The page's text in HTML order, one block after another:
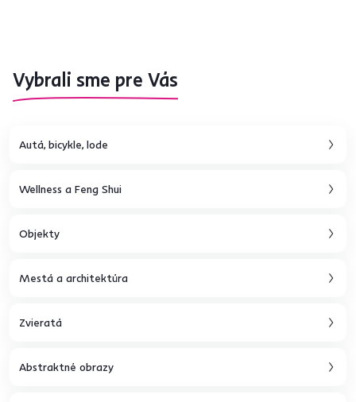
Vybrali sme pre Vás
Autá, bicykle, lode
Wellness a Feng Shui
Objekty
Mestá a architektúra
Zvieratá
Abstraktné obrazy